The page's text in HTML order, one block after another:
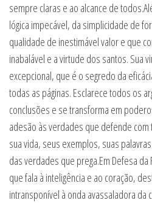
sempre claras e ao alcance de
lógica impecável, da simplicidade de
qualidade de inestimável valor e que
inabalável e a virtude dos santos. Sua
excepcional, que é o segredo da
todas as páginas. Esclarece todos os
conclusões e se transforma em
adesão às verdades que defende com
sua vida, seus exemplos, suas
das verdades que prega.Em Defesa
que fala à inteligência e ao coração,
intransponível à onda avassaladora da